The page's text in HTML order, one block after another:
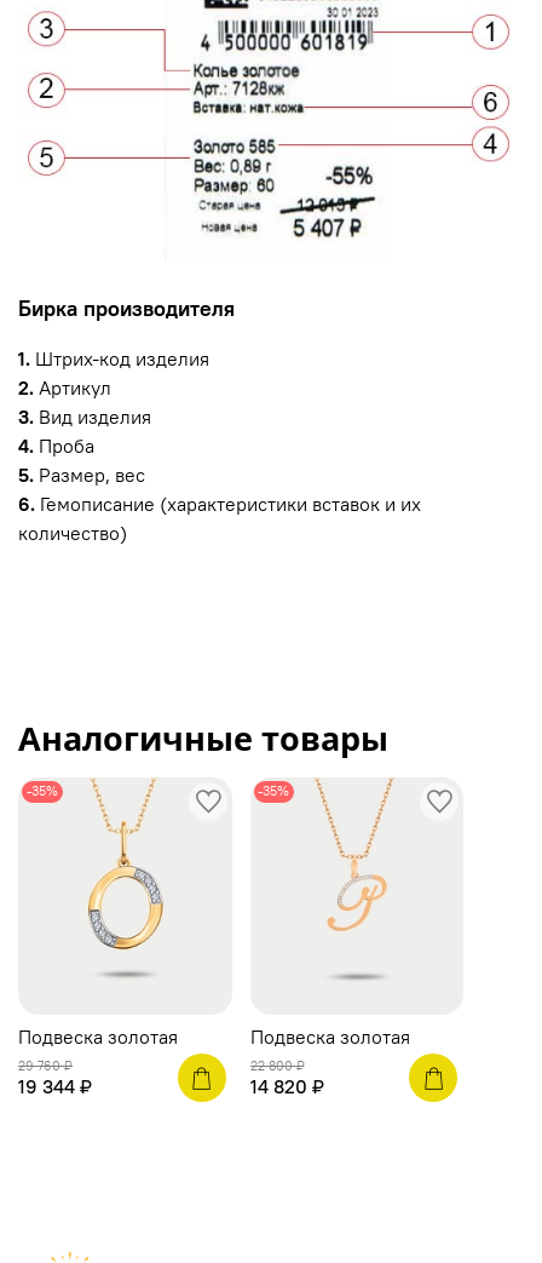
Бирка производителя
1. Штрих-код изделия
2. Артикул
3. Вид изделия
4. Проба
5. Размер, вес
6. Гемописание (характеристики вставок и их
количество)
Аналогичные товары
-35%
Подвеска золотая
29 760 ₽
19 344 ₽
-35%
Подвеска золотая
22 800 ₽
14 820 ₽